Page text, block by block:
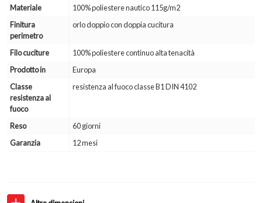
Materiale
100% poliestere nautico 115g/m2
Finitura
perimetro
orlo doppio con doppia cucitura
Filo cuciture
100% poliestere continuo alta tenacità
Prodotto in
Europa
Classe
resistenza al
fuoco
resistenza al fuoco classe B1 DIN 4102
Reso
60 giorni
Garanzia
12 mesi